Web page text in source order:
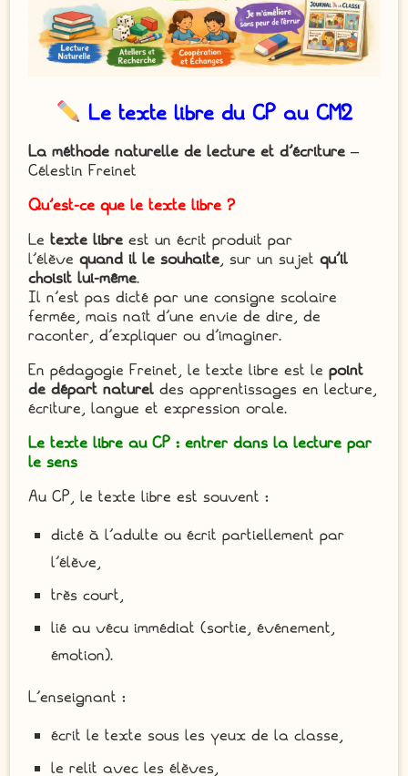
Le texte libre du CP au CM2
La méthode naturelle de lecture et d’écriture –
Célestin Freinet
Qu’est-ce que le texte libre ?
Letexte libre est un écrit produit par
l’élèvequand il le souhaite, sur un sujetqu’il
choisit lui-même.
Il n’est pas dicté par une consigne scolaire
fermée, mais naît d’une envie de dire, de
raconter, d’expliquer ou d’imaginer.
En pédagogie Freinet, le texte libre est lepoint
de départ naturel des apprentissages en lecture,
écriture, langue et expression orale.
Le texte libre au CP : entrer dans la lecture par
le sens
Au CP, le texte libre est souvent :
dicté à l’adulte ou écrit partiellement par
l’élève,
très court,
lié au vécu immédiat (sortie, événement,
émotion).
L’enseignant :
écrit le texte sous les yeux de la classe,
le relit avec les élèves,